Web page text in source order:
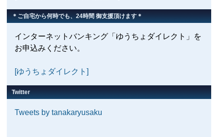
＊ご自宅から何時でも、24時間 御支援頂けます＊
インターネットバンキング「ゆうちょダイレクト」を
お申込みください。
[ゆうちょダイレクト]
Twitter
Tweets by tanakaryusaku